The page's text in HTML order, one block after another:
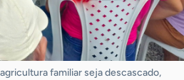
familiar seja descascado,